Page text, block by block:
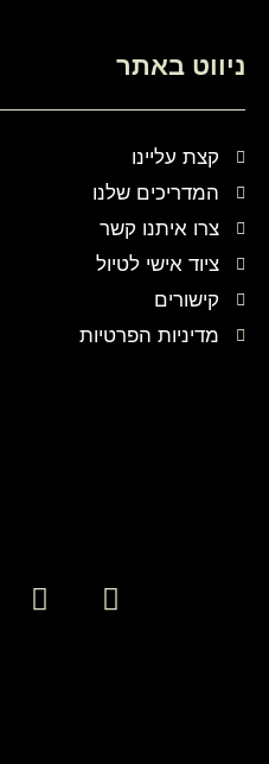
ניווט באתר
קצת עליינו
המדריכים שלנו
צרו איתנו קשר
ציוד אישי לטיול
קישורים
מדיניות הפרטיות